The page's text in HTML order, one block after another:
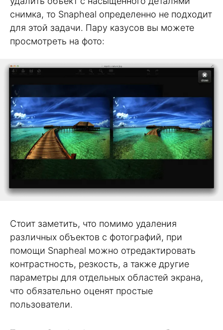
снимка, то Snapheal определенно не подходит
для этой задачи. Пару казусов вы можете
просмотреть на фото:
Стоит заметить, что помимо удаления
различных объектов с фотографий, при
помощи Snapheal можно отредактировать
контрастность, резкость, а также другие
параметры для отдельных областей экрана,
что обязательно оценят простые
пользователи.